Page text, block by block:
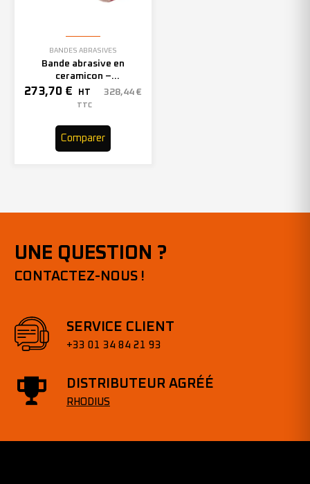
BANDES ABRASIVES
Bande abrasive en
ceramicon –
150mmx2000mm – Grain 40
– 305969 (x10)
273,70 € HT 328,44 €
TTC
Comparer
UNE QUESTION ?
CONTACTEZ-NOUS !
SERVICE CLIENT
+33 01 34 84 21 93
DISTRIBUTEUR AGRÉÉ
RHODIUS